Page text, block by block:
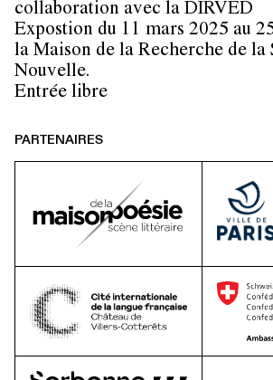
collaboration avec la DIRVED
Expostion du 11 mars 2025 au
la Maison de la Recherche de la
Nouvelle.
Entrée libre
PARTENAIRES